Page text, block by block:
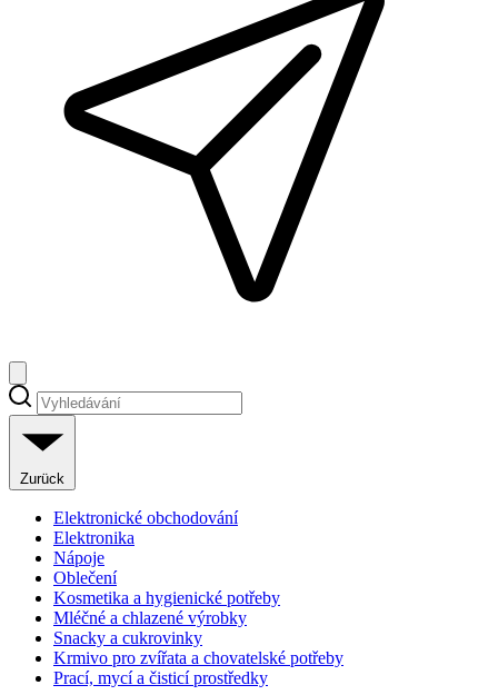
Zurück
Elektronické obchodování
Elektronika
Nápoje
Oblečení
Kosmetika a hygienické potřeby
Mléčné a chlazené výrobky
Snacky a cukrovinky
Krmivo pro zvířata a chovatelské potřeby
Prací, mycí a čisticí prostředky